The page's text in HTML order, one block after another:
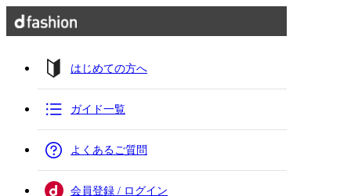
はじめての方へ
ガイド一覧
よくあるご質問
会員登録 / ログイン